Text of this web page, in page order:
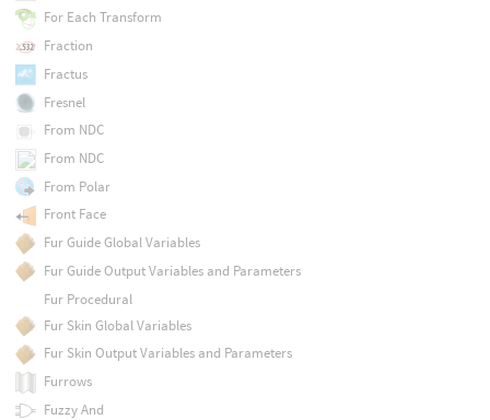
For Each Transform
Fraction
Fractus
Fresnel
From NDC
From NDC
From Polar
Front Face
Fur Guide Global Variables
Fur Guide Output Variables and Parameters
Fur Procedural
Fur Skin Global Variables
Fur Skin Output Variables and Parameters
Furrows
Fuzzy And